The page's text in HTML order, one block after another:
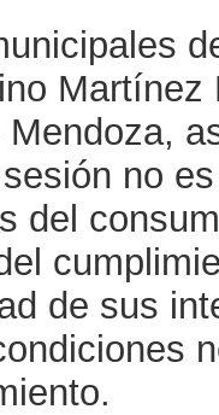
Martínez
no
del
de sus